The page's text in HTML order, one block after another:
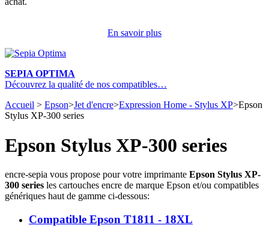
En savoir plus
SEPIA OPTIMA
Découvrez la qualité de nos compatibles…
Accueil > Epson>Jet d'encre>Expression Home - Stylus XP>Epson
Stylus XP-300 series
Epson Stylus XP-300 series
encre-sepia vous propose pour votre imprimante Epson Stylus XP-
300 series les cartouches encre de marque Epson et/ou compatibles
génériques haut de gamme ci-dessous:
Compatible Epson T1811 - 18XL